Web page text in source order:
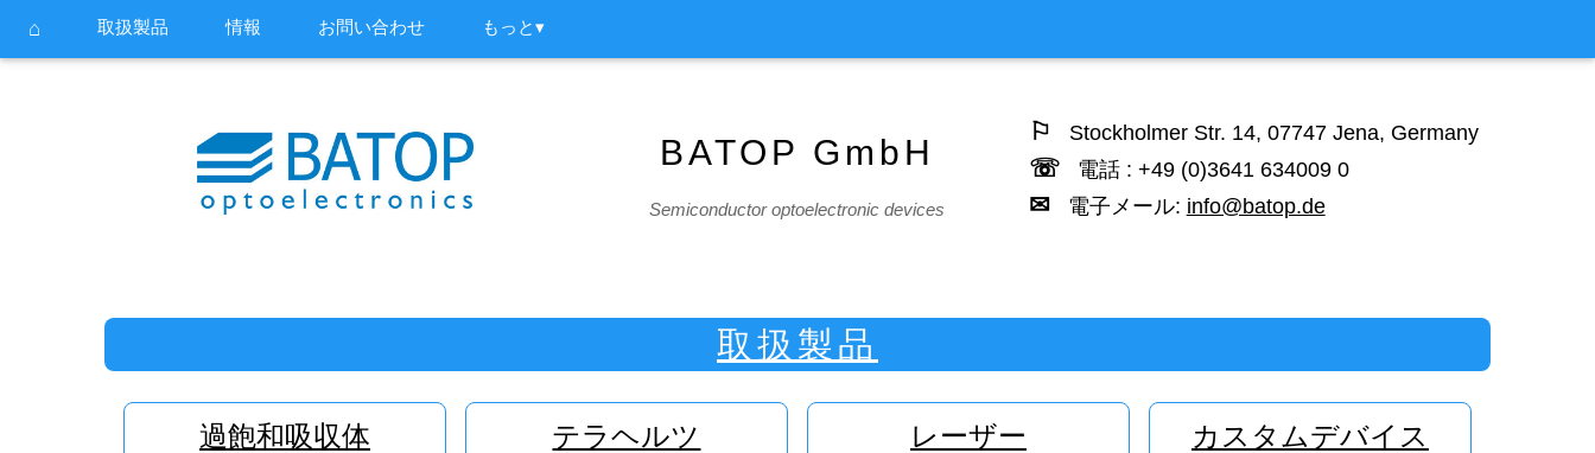
⌂ 取扱製品 情報 お問い合わせ もっと▾
BATOP GmbH
Semiconductor optoelectronic devices
⚐ Stockholmer Str. 14, 07747 Jena, Germany
☏電話 : +49 (0)3641 634009 0
✉電子メール: info@batop.de
取扱製品
過飽和吸収体 テラヘルツ レーザー カスタムデバイス